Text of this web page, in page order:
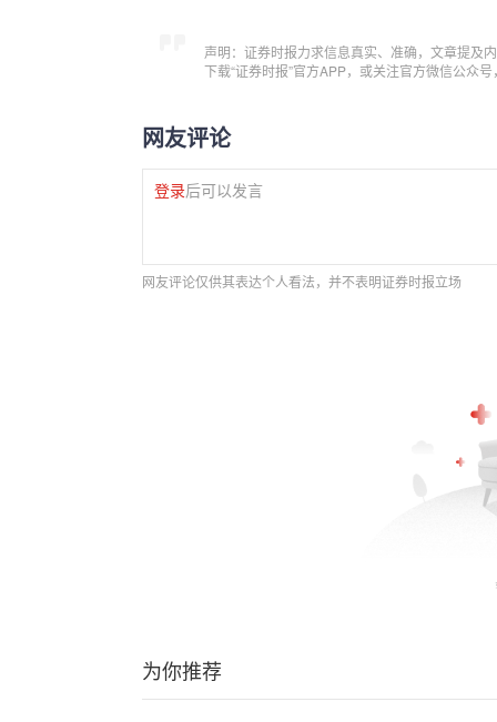
声明：证券时报力求信息真实、准确，文章提及
下载“证券时报”官方APP，或关注官方微信公众
网友评论
登录后可以发言
网友评论仅供其表达个人看法，并不表明证券时报立场
为你推荐